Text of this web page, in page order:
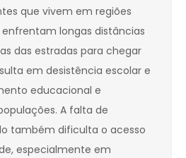
que vivem em regiões
longas distâncias
das estradas para chegar
em desistência escolar e
educacional e
A falta de
também dificulta o acesso
especialmente em